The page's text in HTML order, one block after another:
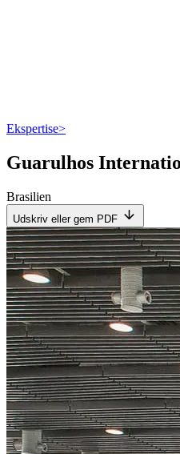
Ekspertise>
Guarulhos
Brasilien
Udskriv eller gem PDF